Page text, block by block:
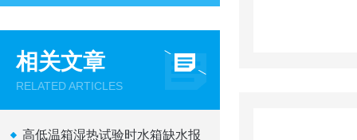
相关文章
RELATED ARTICLES
高低温箱湿热试验时水箱缺水报